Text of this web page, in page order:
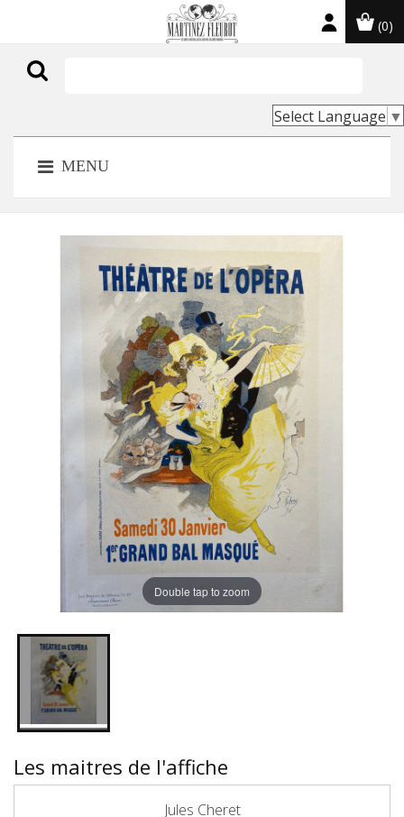
(0)
Select Language ▼
MENU
Double tap to zoom
Les maitres de l'affiche
Jules Cheret